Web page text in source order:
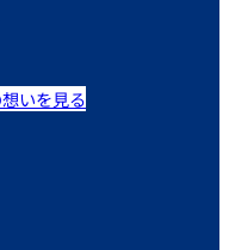
いを見る